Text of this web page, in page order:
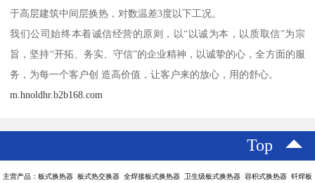
于高层建筑中间层换热，对数温差3度以下工况。
我们公司始终本着诚信经营的原则，以“以诚为本，以质取信”为宗
旨，坚持“开拓、务实、守信”的企业精神，以诚挚的心，全方面的服
务，为每一个客户创 造高价值，让客户来的放心，用的舒心。
m.hnoldhr.b2b168.com
Top
主营产品：板式换热器 板式热交换器 全焊接板式换热器 卫生级板式换热器 容积式换热器 钎焊板